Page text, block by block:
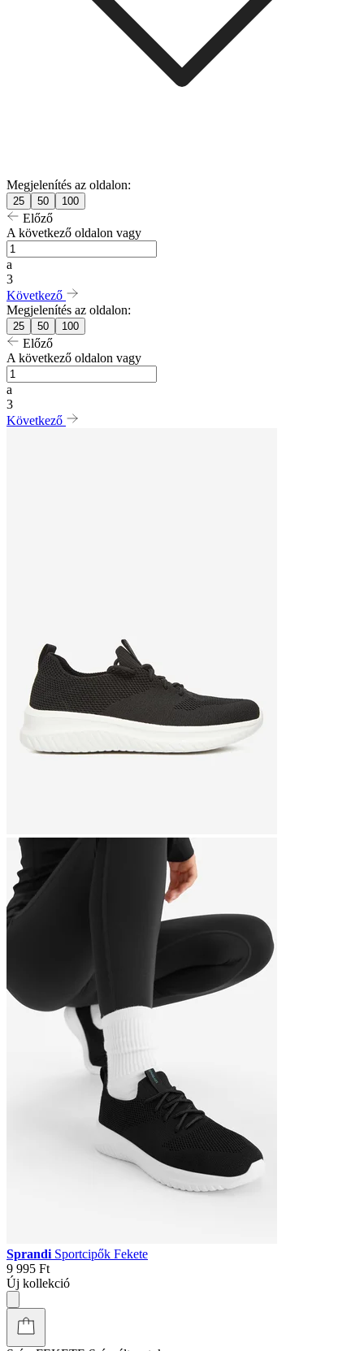
Megjelenítés az oldalon:
25 50 100
Előző
A következő oldalon vagy
a
3
Következő
Megjelenítés az oldalon:
25 50 100
Előző
A következő oldalon vagy
a
3
Következő
Sprandi Sportcipők Fekete
9 995 Ft
Új kollekció